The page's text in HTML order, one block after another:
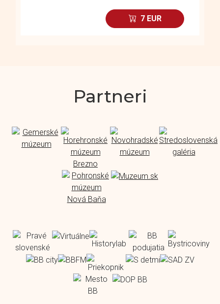
7EUR
Partneri